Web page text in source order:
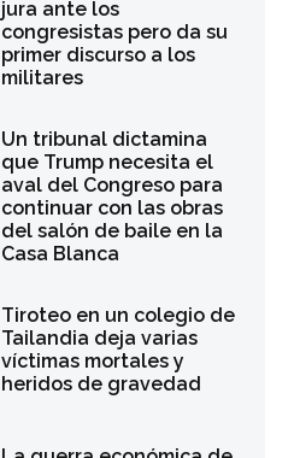
jura ante los
congresistas pero da su
primer discurso a los
militares
Un tribunal dictamina
que Trump necesita el
aval del Congreso para
continuar con las obras
del salón de baile en la
Casa Blanca
Tiroteo en un colegio de
Tailandia deja varias
víctimas mortales y
heridos de gravedad